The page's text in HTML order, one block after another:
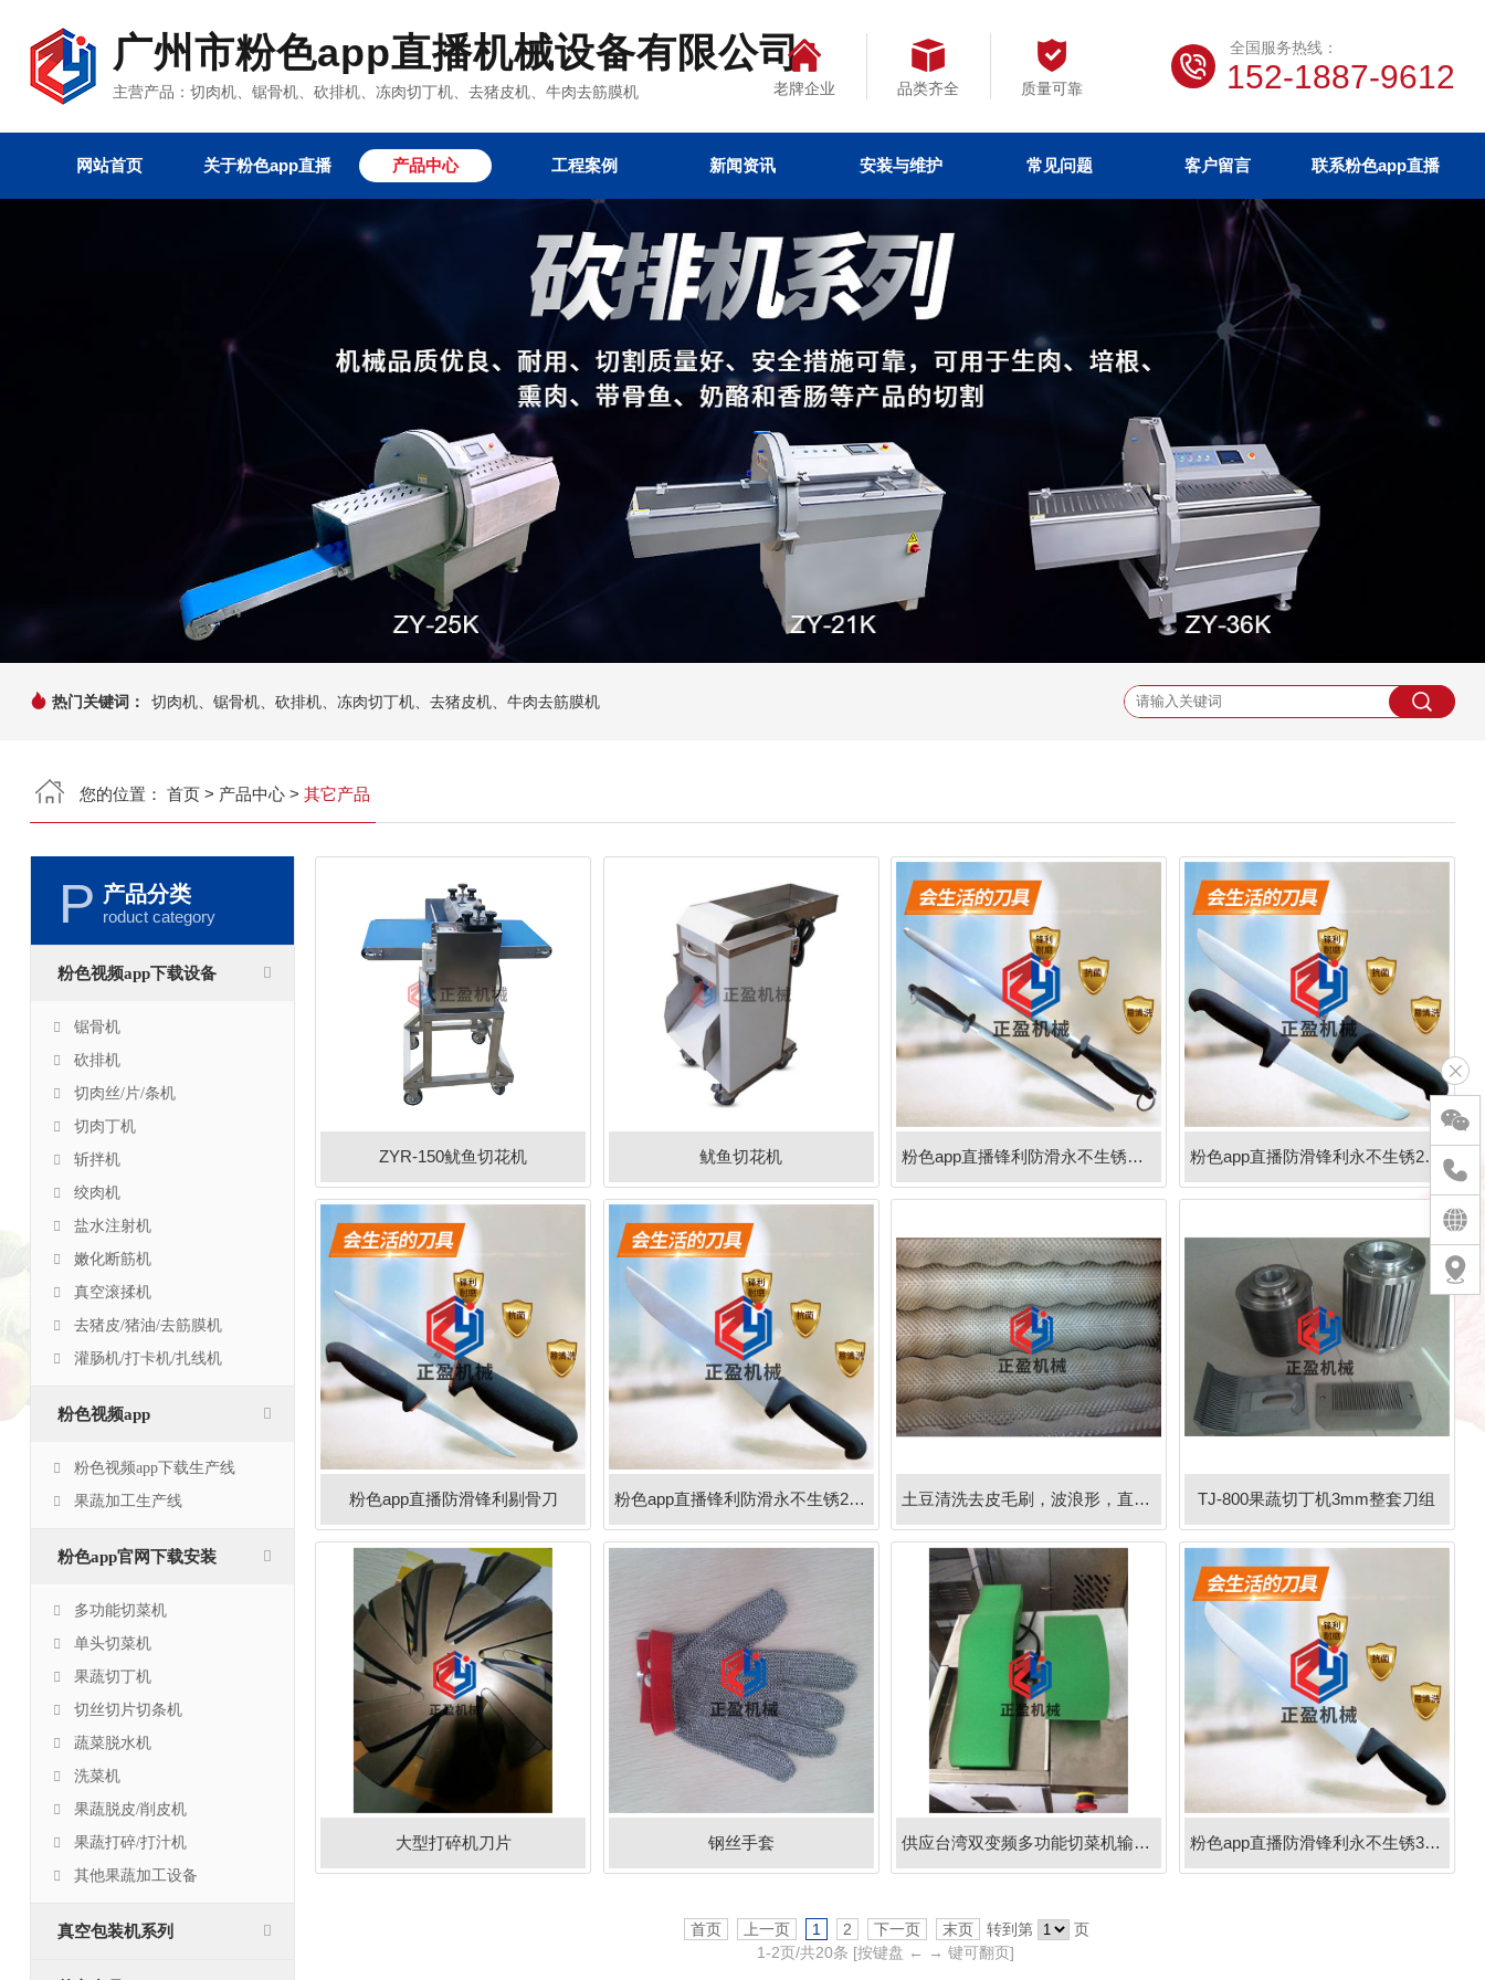
广州市粉色app直播机械设备有限公司
主营产品：切肉机、锯骨机、砍排机、冻肉切丁机、去猪皮机、牛肉去筋膜机 老牌企业 品类齐全 质量可靠
全国服务热线：
152-1887-9612
网站首页 关于粉色app直播 产品中心 工程案例 新闻资讯 安装与维护 常见问题 客户留言 联系粉色app直播
热门关键词： 切肉机、锯骨机、砍排机、冻肉切丁机、去猪皮机、牛肉去筋膜机
您的位置： 首页> 产品中心> 其它产品
P 产品分类
roduct category
粉色视频app下载设备
锯骨机
砍排机
切肉丝/片/条机
切肉丁机
斩拌机
绞肉机
盐水注射机
嫩化断筋机
真空滚揉机
去猪皮/猪油/去筋膜机
灌肠机/打卡机/扎线机
粉色视频app
粉色视频app下载生产线
果蔬加工生产线
粉色app官网下载安装
多功能切菜机
单头切菜机
果蔬切丁机
切丝切片切条机
蔬菜脱水机
洗菜机
果蔬脱皮/削皮机
果蔬打碎/打汁机
其他果蔬加工设备
真空包装机系列
ZYR-150鱿鱼切花机 鱿鱼切花机 粉色app直播锋利防滑永不生锈扁刀棒 粉色app直播防滑锋利永不生锈21分割刀
粉色app直播防滑锋利剔骨刀 粉色app直播锋利防滑永不生锈25分割刀 土豆清洗去皮毛刷，波浪形，直毛形任选 TJ-800果蔬切丁机3mm整套刀组
大型打碎机刀片 钢丝手套 供应台湾双变频多功能切菜机输送带 粉色app直播防滑锋利永不生锈30分割刀
首页 上一页 1 2 下一页 末页 转到第
页
1-2页/共20条 [按键盘 ← → 键可翻页]